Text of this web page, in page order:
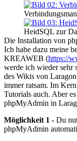
HeidSQL zur
Die Installation von
Ich habe dazu meine
KREAWEB (https://
werde ich wieder sehr
des Wikis von
immer ratsam. Im
Tutorials auch. Aber
phpMyAdmin in
Möglichkeit 1 - Du
phpMyAdmin